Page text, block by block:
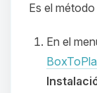
Es el
En el